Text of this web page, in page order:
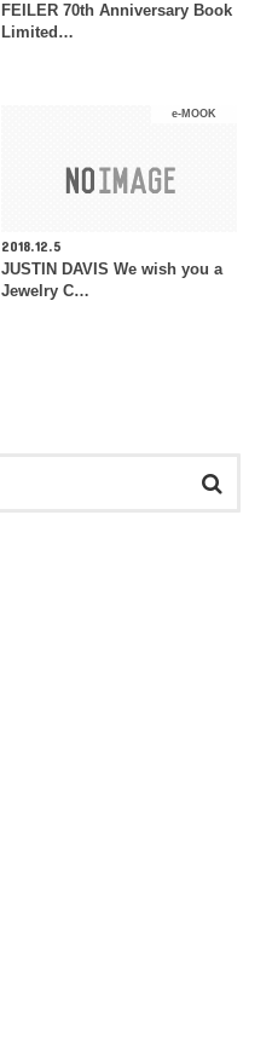
FEILER 70th Anniversary Book
Limited…
e-MOOK
2018.12.5
JUSTIN DAVIS We wish you a
Jewelry C…